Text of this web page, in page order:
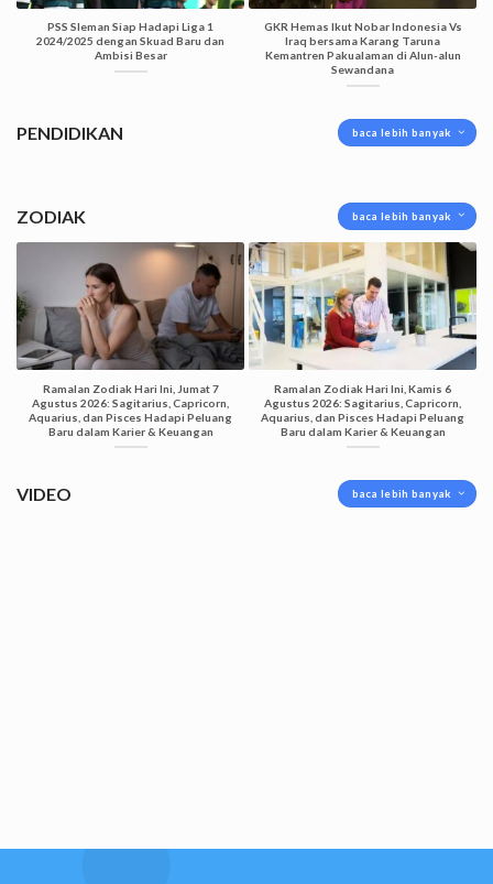
PSS Sleman Siap Hadapi Liga 1
2024/2025 dengan Skuad Baru dan
Ambisi Besar
GKR Hemas Ikut Nobar Indonesia Vs
Iraq bersama Karang Taruna
Kemantren Pakualaman di Alun-alun
Sewandana
PENDIDIKAN baca lebih banyak
ZODIAK baca lebih banyak
Ramalan Zodiak Hari Ini, Jumat 7
Agustus 2026: Sagitarius, Capricorn,
Aquarius, dan Pisces Hadapi Peluang
Baru dalam Karier & Keuangan
Ramalan Zodiak Hari Ini, Kamis 6
Agustus 2026: Sagitarius, Capricorn,
Aquarius, dan Pisces Hadapi Peluang
Baru dalam Karier & Keuangan
VIDEO baca lebih banyak